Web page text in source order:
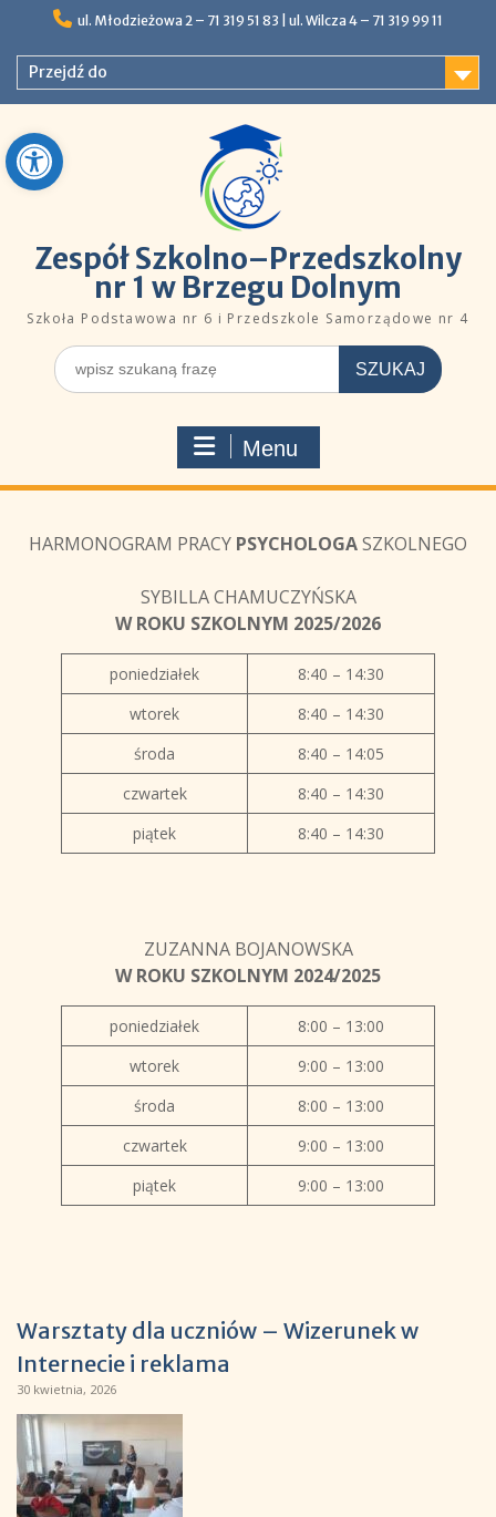
Open toolbar
content
ul. Młodzieżowa 2 – 71 319 51 83 |ㅤㅤ​​ ​ul. Wilcza 4 – 71 319 99 11
Przejdź do
Zespół Szkolno–Przedszkolny
nr 1 w Brzegu Dolnym
Szkoła Podstawowa nr 6 i Przedszkole Samorządowe nr 4
Szukaj
dla:
Menu
HARMONOGRAM PRACY PSYCHOLOGASZKOLNEGO
SYBILLA CHAMUCZYŃSKA
W ROKU SZKOLNYM 2025/2026
poniedziałek
8:40 – 14:30
wtorek
8:40 – 14:30
środa
8:40 – 14:05
czwartek
8:40 – 14:30
piątek
8:40 – 14:30
ZUZANNA BOJANOWSKA
W ROKU SZKOLNYM 2024/2025
poniedziałek
8:00 – 13:00
wtorek
9:00 – 13:00
środa
8:00 – 13:00
czwartek
9:00 – 13:00
piątek
9:00 – 13:00
Warsztaty dla uczniów – Wizerunek w
Internecie i reklama
30 kwietnia, 2026